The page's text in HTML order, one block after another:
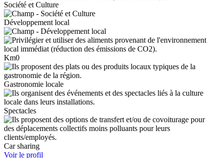
Société et Culture
Développement local
Km0
Gastronomie locale
Spectacles
Car sharing
Voir le profil